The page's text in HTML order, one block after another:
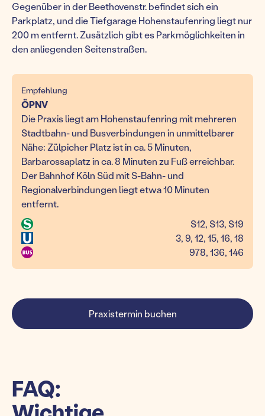
Empfehlung
ÖPNV
Die Praxis liegt am Hohenstaufenring mit mehreren
Stadtbahn- und Busverbindungen in unmittelbarer
Nähe: Zülpicher Platz ist in ca. 5 Minuten,
Barbarossaplatz in ca. 8 Minuten zu Fuß erreichbar.
Der Bahnhof Köln Süd mit S-Bahn- und
Regionalverbindungen liegt etwa 10 Minuten
entfernt.
S12, S13, S19
3, 9, 12, 15, 16, 18
978, 136, 146
Gegenüber in der Beethovenstr. befindet sich ein
Parkplatz, und die Tiefgarage Hohenstaufenring liegt nur
200 m entfernt. Zusätzlich gibt es Parkmöglichkeiten in
den anliegenden Seitenstraßen.
Praxistermin buchen
FAQ: